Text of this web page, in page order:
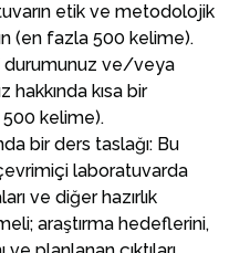
etik ve metodolojik
(en fazla 500 kelime).
durumunuz ve/veya
kısa bir
kelime).
bir ders taslağı: Bu
laboratuvarda
ve diğer hazırlık
araştırma hedeflerini,